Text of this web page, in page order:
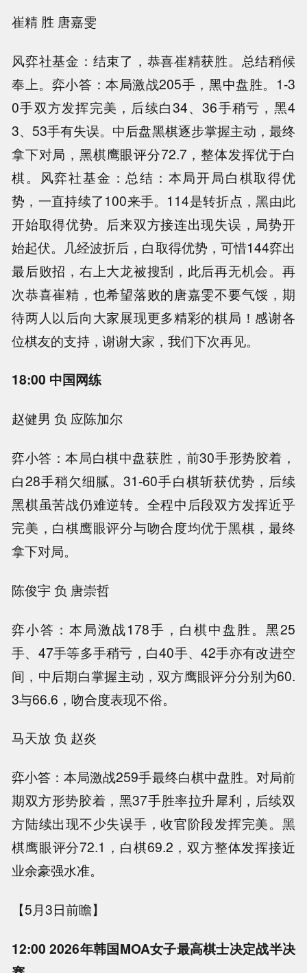
崔精 胜 唐嘉雯
风弈社基金：结束了，恭喜崔精获胜。总结稍候
奉上。弈小答：本局激战205手，黑中盘胜。1-3
0手双方发挥完美，后续白34、36手稍亏，黑4
3、53手有失误。中后盘黑棋逐步掌握主动，最终
拿下对局，黑棋鹰眼评分72.7，整体发挥优于白
棋。风弈社基金：总结：本局开局白棋取得优
势，一直持续了100来手。114是转折点，黑由此
开始取得优势。后来双方接连出现失误，局势开
始起伏。几经波折后，白取得优势，可惜144弈出
最后败招，右上大龙被搜刮，此后再无机会。再
次恭喜崔精，也希望落败的唐嘉雯不要气馁，期
待两人以后向大家展现更多精彩的棋局！感谢各
位棋友的支持，谢谢大家，我们下次再见。
18:00 中国网练
赵健男 负 应陈加尔
弈小答：本局白棋中盘获胜，前30手形势胶着，
白28手稍欠细腻。31-60手白棋斩获优势，后续
黑棋虽苦战仍难逆转。全程中后段双方发挥近乎
完美，白棋鹰眼评分与吻合度均优于黑棋，最终
拿下对局。
陈俊宇 负 唐崇哲
弈小答：本局激战178手，白棋中盘胜。黑25
手、47手等多手稍亏，白40手、42手亦有改进空
间，中后期白掌握主动，双方鹰眼评分分别为60.
3与66.6，吻合度表现不俗。
马天放 负 赵炎
弈小答：本局激战259手最终白棋中盘胜。对局前
期双方形势胶着，黑37手胜率拉升犀利，后续双
方陆续出现不少失误手，收官阶段发挥完美。黑
棋鹰眼评分72.1，白棋69.2，双方整体发挥接近
业余豪强水准。
【5月3日前瞻】
12:00 2026年韩国MOA女子最高棋士决定战半决